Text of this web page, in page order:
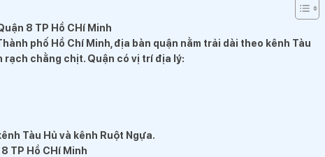
8 TP Hồ CHí Minh
phố Hồ Chí Minh, địa bàn quận nằm trải dài theo kênh Tàu
rạch chằng chịt. Quận có vị trí địa lý:
Tàu Hủ và kênh Ruột Ngựa.
TP Hồ CHí Minh